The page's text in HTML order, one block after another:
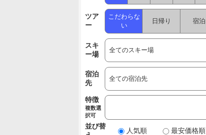
ツア
ー
こだわらな
い
日帰り 宿泊
スキ
ー場
宿泊
先
特徴
複数選
択可
並び替
人気順 最安価格順